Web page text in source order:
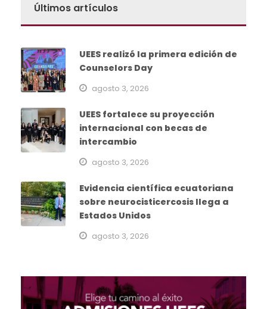
Últimos artículos
UEES realizó la primera edición de
Counselors Day
agosto 3, 2026
UEES fortalece su proyección
internacional con becas de
intercambio
agosto 3, 2026
Evidencia científica ecuatoriana
sobre neurocisticercosis llega a
Estados Unidos
agosto 3, 2026